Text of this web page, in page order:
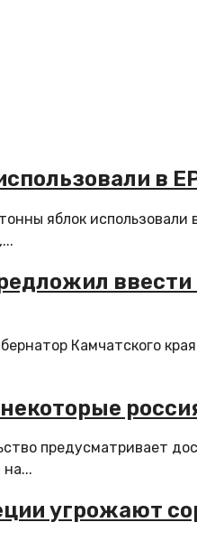
в
яблок
Камчатского
предусматривает
угрожают